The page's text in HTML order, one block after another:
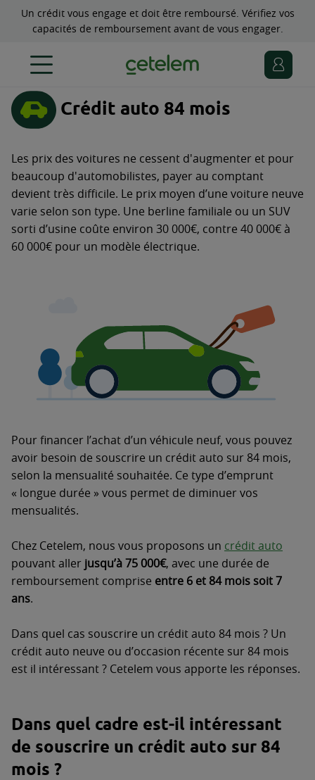
Un crédit vous engage et doit être remboursé. Vérifiez vos
capacités de remboursement avant de vous engager.
Crédit auto 84 mois
Les prix des voitures ne cessent d'augmenter et pour
beaucoup d'automobilistes, payer au comptant
devient très difficile. Le prix moyen d’une voiture neuve
varie selon son type. Une berline familiale ou un SUV
sorti d’usine coûte environ 30 000€, contre 40 000€ à
60 000€ pour un modèle électrique.
Pour financer l’achat d’un véhicule neuf, vous pouvez
avoir besoin de souscrire un crédit auto sur 84 mois,
selon la mensualité souhaitée. Ce type d’emprunt
« longue durée » vous permet de diminuer vos
mensualités.
Chez Cetelem, nous vous proposons un crédit auto
pouvant aller jusqu’à 75 000€, avec une durée de
remboursement comprise entre 6 et 84 mois soit 7
ans.
Dans quel cas souscrire un crédit auto 84 mois ? Un
crédit auto neuve ou d’occasion récente sur 84 mois
est il intéressant ? Cetelem vous apporte les réponses.
Dans quel cadre est-il intéressant
de souscrire un crédit auto sur 84
mois ?